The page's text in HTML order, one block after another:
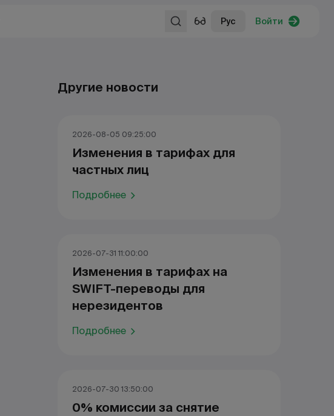
Рус Войти
Другие новости
2026-08-05 09:25:00
Изменения в тарифах для
частных лиц
Подробнее
2026-07-31 11:00:00
Изменения в тарифах на
SWIFT-переводы для
нерезидентов
Подробнее
2026-07-30 13:50:00
0% комиссии за снятие